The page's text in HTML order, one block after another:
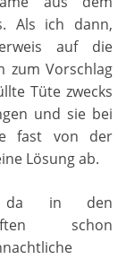
Als ich dann,
auf die
zum Vorschlag
Tüte zwecks
und sie bei
fast von der
Lösung ab.
da in den
schon